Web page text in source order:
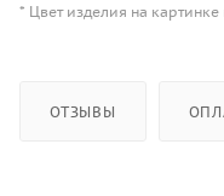
* Цвет изделия на
ОТЗЫВЫ